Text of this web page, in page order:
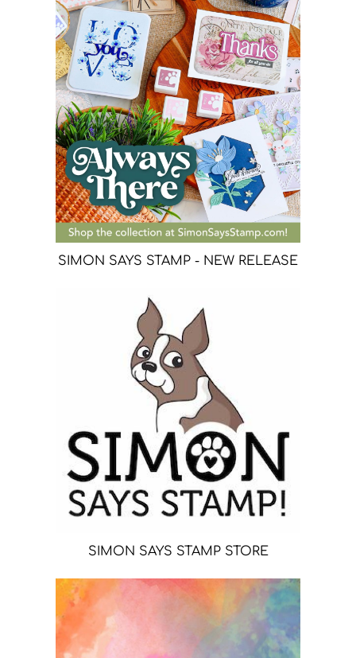
SIMON SAYS STAMP - NEW RELEASE
SIMON SAYS STAMP STORE